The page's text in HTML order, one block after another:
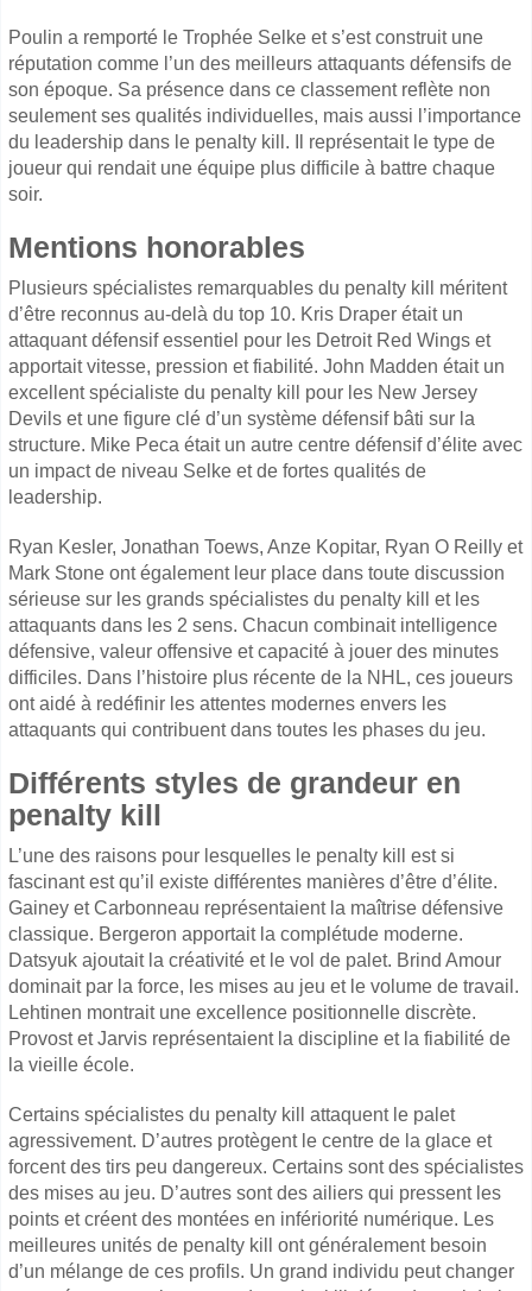
Poulin a remporté le Trophée Selke et s’est construit une
réputation comme l’un des meilleurs attaquants défensifs de
son époque. Sa présence dans ce classement reflète non
seulement ses qualités individuelles, mais aussi l’importance
du leadership dans le penalty kill. Il représentait le type de
joueur qui rendait une équipe plus difficile à battre chaque
soir.
Mentions honorables
Plusieurs spécialistes remarquables du penalty kill méritent
d’être reconnus au-delà du top 10. Kris Draper était un
attaquant défensif essentiel pour les Detroit Red Wings et
apportait vitesse, pression et fiabilité. John Madden était un
excellent spécialiste du penalty kill pour les New Jersey
Devils et une figure clé d’un système défensif bâti sur la
structure. Mike Peca était un autre centre défensif d’élite avec
un impact de niveau Selke et de fortes qualités de
leadership.
Ryan Kesler, Jonathan Toews, Anze Kopitar, Ryan O Reilly et
Mark Stone ont également leur place dans toute discussion
sérieuse sur les grands spécialistes du penalty kill et les
attaquants dans les 2 sens. Chacun combinait intelligence
défensive, valeur offensive et capacité à jouer des minutes
difficiles. Dans l’histoire plus récente de la NHL, ces joueurs
ont aidé à redéfinir les attentes modernes envers les
attaquants qui contribuent dans toutes les phases du jeu.
Différents styles de grandeur en
penalty kill
L’une des raisons pour lesquelles le penalty kill est si
fascinant est qu’il existe différentes manières d’être d’élite.
Gainey et Carbonneau représentaient la maîtrise défensive
classique. Bergeron apportait la complétude moderne.
Datsyuk ajoutait la créativité et le vol de palet. Brind Amour
dominait par la force, les mises au jeu et le volume de travail.
Lehtinen montrait une excellence positionnelle discrète.
Provost et Jarvis représentaient la discipline et la fiabilité de
la vieille école.
Certains spécialistes du penalty kill attaquent le palet
agressivement. D’autres protègent le centre de la glace et
forcent des tirs peu dangereux. Certains sont des spécialistes
des mises au jeu. D’autres sont des ailiers qui pressent les
points et créent des montées en infériorité numérique. Les
meilleures unités de penalty kill ont généralement besoin
d’un mélange de ces profils. Un grand individu peut changer